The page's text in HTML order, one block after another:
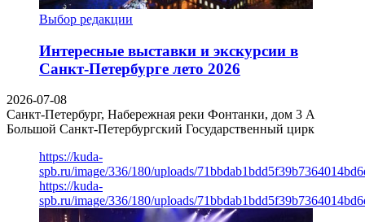
Выбор редакции
Интересные выставки и экскурсии в
Санкт-Петербурге лето 2026
2026-07-08
Санкт-Петербург, Набережная реки Фонтанки, дом 3 А
Большой Санкт-Петербургский Государственный цирк
https://kuda-
spb.ru/image/336/180/uploads/
https://kuda-
spb.ru/image/336/180/uploads/